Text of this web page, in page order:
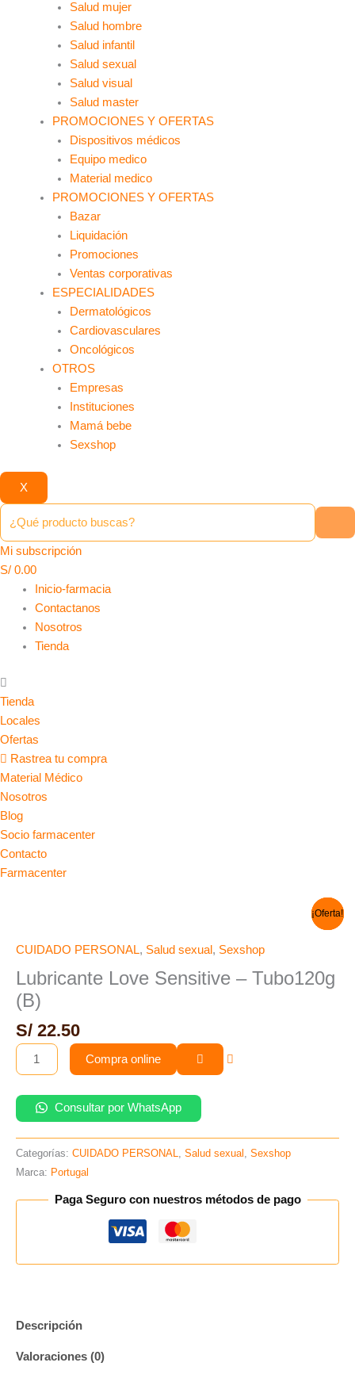
Salud mujer
Salud hombre
Salud infantil
Salud sexual
Salud visual
Salud master
PROMOCIONES Y OFERTAS
Dispositivos médicos
Equipo medico
Material medico
PROMOCIONES Y OFERTAS
Bazar
Liquidación
Promociones
Ventas corporativas
ESPECIALIDADES
Dermatológicos
Cardiovasculares
Oncológicos
OTROS
Empresas
Instituciones
Mamá bebe
Sexshop
X
Mi subscripción
S/ 0.00
Inicio-farmacia
Contactanos
Nosotros
Tienda
Tienda
Locales
Ofertas
Rastrea tu compra
Material Médico
Nosotros
Blog
Socio farmacenter
Contacto
Farmacenter
CUIDADO PERSONAL, Salud sexual, Sexshop
Lubricante Love Sensitive – Tubo120g
(B)
S/ 22.50
Sensitive
Tubo120g
(B)
cantidad
Compra online
Consultar por WhatsApp
Categorías: CUIDADO PERSONAL Salud sexual
Sexshop
Marca: Portugal
Paga Seguro con nuestros métodos de pago
Descripción
Valoraciones (0)
¡Oferta!
era:
es:
¡Oferta!
era:
es:
¡Oferta!
era:
es: